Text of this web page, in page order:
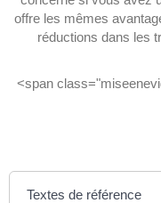
offre les mêmes
réductions dans les
<span
Textes de référence